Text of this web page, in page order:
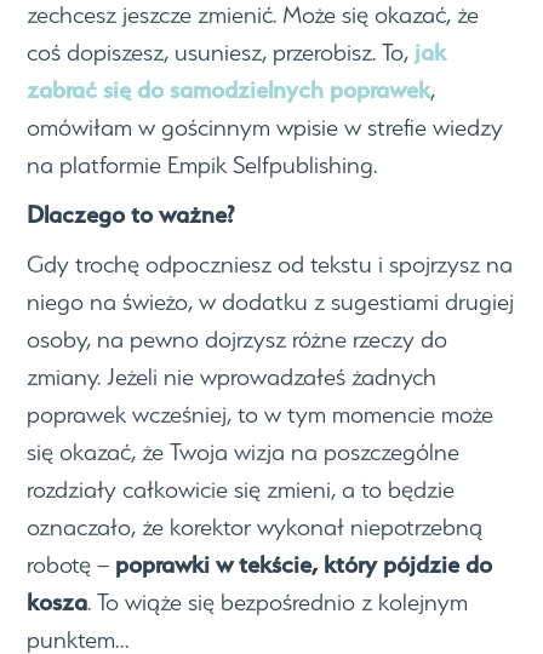
zechcesz jeszcze zmienić. Może się okazać, że
coś dopiszesz, usuniesz, przerobisz. To, jak
zabrać się do samodzielnych poprawek,
omówiłam w gościnnym wpisie w strefie wiedzy
na platformie Empik Selfpublishing.
Dlaczego to ważne?
Gdy trochę odpoczniesz od tekstu i spojrzysz na
niego na świeżo, w dodatku z sugestiami drugiej
osoby, na pewno dojrzysz różne rzeczy do
zmiany. Jeżeli nie wprowadzałeś żadnych
poprawek wcześniej, to w tym momencie może
się okazać, że Twoja wizja na poszczególne
rozdziały całkowicie się zmieni, a to będzie
oznaczało, że korektor wykonał niepotrzebną
robotę – poprawki w tekście, który pójdzie do
kosza. To wiąże się bezpośrednio z kolejnym
punktem…